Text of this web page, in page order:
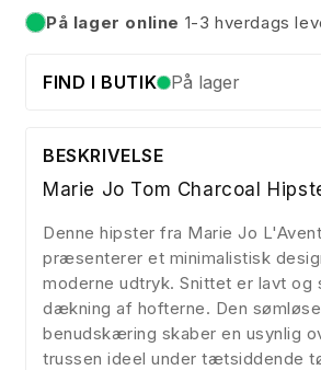
På lager
På lager online 1-3 hverdags
FIND I BUTIK På lager
BESKRIVELSE
Marie Jo Tom Charcoal
Denne hipster fra Marie Jo
præsenterer et minimalistisk
moderne udtryk. Snittet er lavt og
dækning af hofterne. Den
benudskæring skaber en usynlig
trussen ideel under tætsiddende